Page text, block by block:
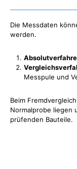
Die Messdaten
werden.
Messpule und
Beim
Normalprobe liegen
prüfenden Bauteile.